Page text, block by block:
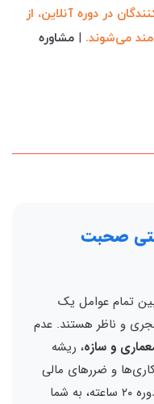
در دوره آنلاین، از
| مشاوره
صحبت
تمام عوامل یک
و ناظر هستند. عدم
و سازه، ریشه
و ضررهای مالی
در پروژه‌های ساختمانی است. این دوره ۲۰ ساعته، به شما